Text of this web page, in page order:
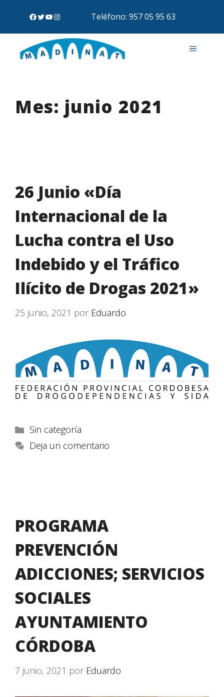
Teléfono: 957 05 95 63
Mes: junio 2021
26 Junio «Día
Internacional de la
Lucha contra el Uso
Indebido y el Tráfico
Ilícito de Drogas 2021»
25 junio, 2021 por Eduardo
Sin categoría
Deja un comentario
PROGRAMA
PREVENCIÓN
ADICCIONES; SERVICIOS
SOCIALES
AYUNTAMIENTO
CÓRDOBA
7 junio, 2021 por Eduardo